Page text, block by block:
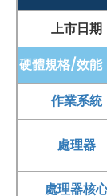
5,000mAh電
反向充電功能
保留鍍金
音訊強化與
更細膩沉浸。
AI 攝影助理加
上市日期
硬體規格/效能
作業系統
處理器
處理器核